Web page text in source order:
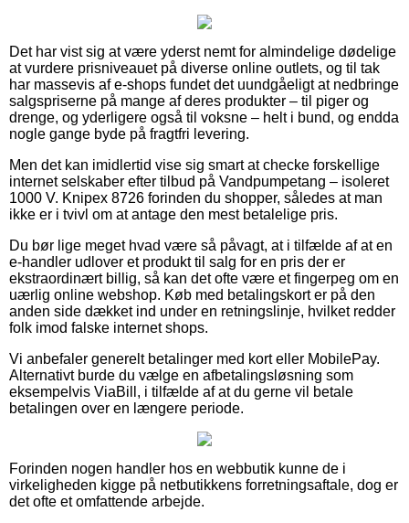
Det har vist sig at være yderst nemt for almindelige dødelige
at vurdere prisniveauet på diverse online outlets, og til tak
har massevis af e-shops fundet det uundgåeligt at nedbringe
salgspriserne på mange af deres produkter – til piger og
drenge, og yderligere også til voksne – helt i bund, og endda
nogle gange byde på fragtfri levering.
Men det kan imidlertid vise sig smart at checke forskellige
internet selskaber efter tilbud på Vandpumpetang – isoleret
1000 V. Knipex 8726 forinden du shopper, således at man
ikke er i tvivl om at antage den mest betalelige pris.
Du bør lige meget hvad være så påvagt, at i tilfælde af at en
e-handler udlover et produkt til salg for en pris der er
ekstraordinært billig, så kan det ofte være et fingerpeg om en
uærlig online webshop. Køb med betalingskort er på den
anden side dækket ind under en retningslinje, hvilket redder
folk imod falske internet shops.
Vi anbefaler generelt betalinger med kort eller MobilePay.
Alternativt burde du vælge en afbetalingsløsning som
eksempelvis ViaBill, i tilfælde af at du gerne vil betale
betalingen over en længere periode.
Forinden nogen handler hos en webbutik kunne de i
virkeligheden kigge på netbutikkens forretningsaftale, dog er
det ofte et omfattende arbejde.